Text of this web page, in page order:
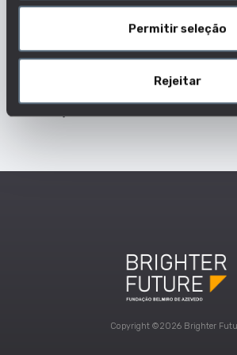
Permitir seleção
Rejeitar
Analisam os mercados nacionais e
fim de promoverem e
comerciais, e asseguram que os
legislação e que as empresas
Copyright ©2026 Brighter